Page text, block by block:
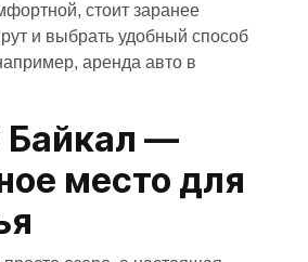
стоит заранее
и выбрать удобный способ
аренда авто в
Байкал —
место для